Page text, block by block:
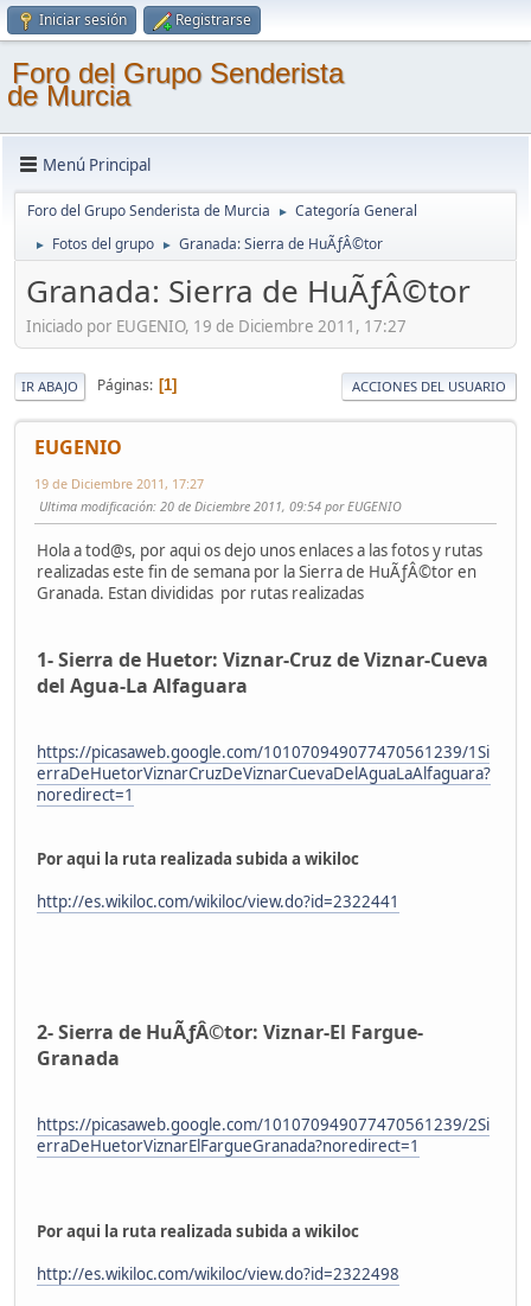
Iniciar sesión Registrarse
Foro del Grupo Senderista
de Murcia
Menú Principal
Foro del Grupo Senderista de Murcia ► Categoría General
► Fotos del grupo ► Granada: Sierra de HuÃƒÂ©tor
Granada: Sierra de HuÃƒÂ©tor
Iniciado por EUGENIO, 19 de Diciembre 2011, 17:27
IR ABAJO Páginas 1 ACCIONES DEL USUARIO
EUGENIO
19 de Diciembre 2011, 17:27
Ultima modificación: 20 de Diciembre 2011, 09:54 por EUGENIO
Hola a tod@s, por aqui os dejo unos enlaces a las fotos y rutas
realizadas este fin de semana por la Sierra de HuÃƒÂ©tor en
Granada. Estan divididas por rutas realizadas
1- Sierra de Huetor: Viznar-Cruz de Viznar-Cueva
del Agua-La Alfaguara
https://picasaweb.google.com/101070949077470561239/1Si
erraDeHuetorViznarCruzDeViznarCuevaDelAguaLaAlfaguara?
noredirect=1
Por aqui la ruta realizada subida a wikiloc
http://es.wikiloc.com/wikiloc/view.do?id=2322441
2- Sierra de HuÃƒÂ©tor: Viznar-El Fargue-
Granada
https://picasaweb.google.com/101070949077470561239/2Si
erraDeHuetorViznarElFargueGranada?noredirect=1
Por aqui la ruta realizada subida a wikiloc
http://es.wikiloc.com/wikiloc/view.do?id=2322498